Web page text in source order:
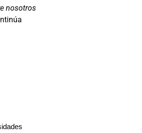
nosotros